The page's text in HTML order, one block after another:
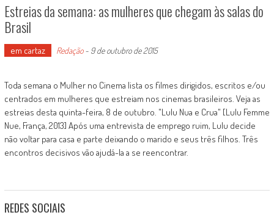
Estreias da semana: as mulheres que chegam às salas do
Brasil
em cartaz Redação- 9 de outubro de 2015
Toda semana o Mulher no Cinema lista os filmes dirigidos, escritos e/ou
centrados em mulheres que estreiam nos cinemas brasileiros. Veja as
estreias desta quinta-feira, 8 de outubro. "Lulu Nua e Crua" [Lulu Femme
Nue, França, 2013] Após uma entrevista de emprego ruim, Lulu decide
não voltar para casa e parte deixando o marido e seus três filhos. Três
encontros decisivos vão ajudá-la a se reencontrar.
REDES SOCIAIS